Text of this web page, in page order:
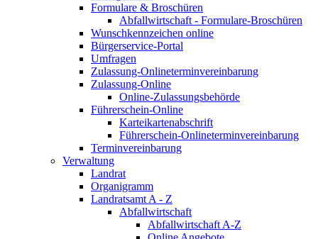
Formulare & Broschüren
Abfallwirtschaft - Formulare-Broschüren
Wunschkennzeichen online
Bürgerservice-Portal
Umfragen
Zulassung-Onlineterminvereinbarung
Zulassung-Online
Online-Zulassungsbehörde
Führerschein-Online
Karteikartenabschrift
Führerschein-Onlineterminvereinbarung
Terminvereinbarung
Verwaltung
Landrat
Organigramm
Landratsamt A - Z
Abfallwirtschaft
Abfallwirtschaft A-Z